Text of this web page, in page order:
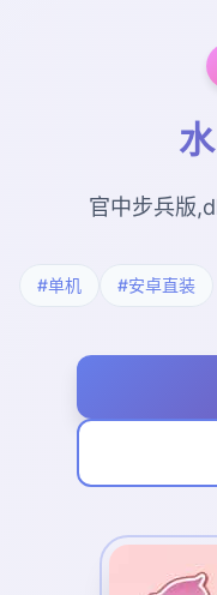
官中步兵版
#单机 #安卓直装